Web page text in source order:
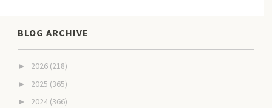
BLOG ARCHIVE
► 2026 (218)
► 2025 (365)
► 2024 (366)